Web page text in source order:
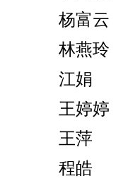
杨富云
林燕玲
江娟
王婷婷
王萍
程皓